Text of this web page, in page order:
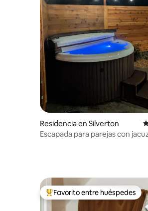
Residencia en Silverton
Escapada para parejas con
De los mejores en Favorito
Favorito entre huéspedes